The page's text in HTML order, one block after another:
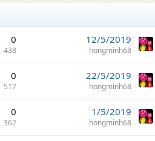
0
438
12/5/2019
hongminh68
0
517
22/5/2019
hongminh68
0
362
1/5/2019
hongminh68